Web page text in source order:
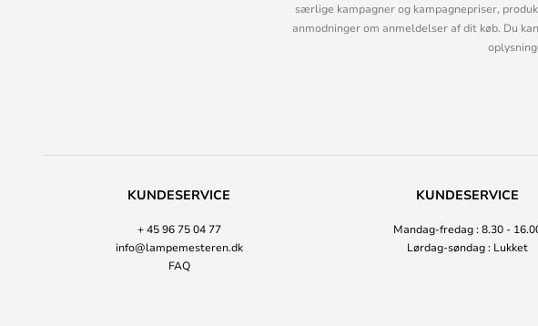
særlige kampagner og kampagnepriser,
anmodninger om anmeldelser af dit køb. Du
KUNDESERVICE
+ 45 96 75 04 77
info@lampemesteren.dk
FAQ
KUNDESERVICE
Mandag-fredag : 8.30 -
Lørdag-søndag : Lukket